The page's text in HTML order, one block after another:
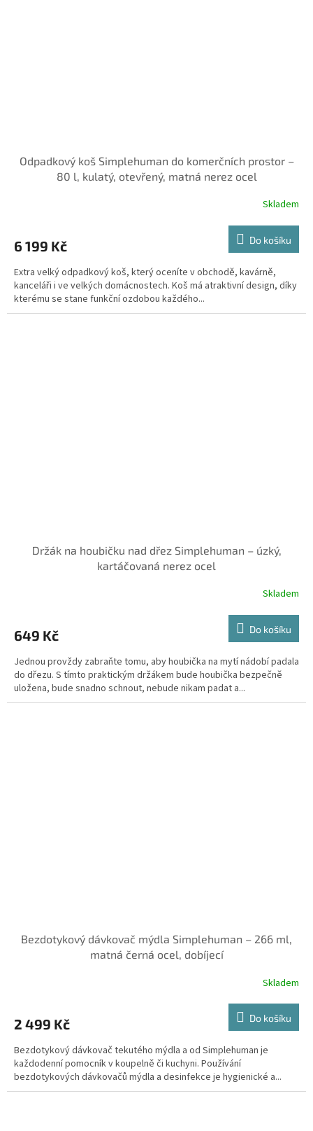
Odpadkový koš Simplehuman do komerčních prostor –
80 l, kulatý, otevřený, matná nerez ocel
Skladem
6 199 Kč Do košíku
Extra velký odpadkový koš, který oceníte v obchodě, kavárně,
kanceláři i ve velkých domácnostech. Koš má atraktivní design, díky
kterému se stane funkční ozdobou každého...
Držák na houbičku nad dřez Simplehuman – úzký,
kartáčovaná nerez ocel
Skladem
649 Kč Do košíku
Jednou provždy zabraňte tomu, aby houbička na mytí nádobí padala
do dřezu. S tímto praktickým držákem bude houbička bezpečně
uložena, bude snadno schnout, nebude nikam padat a...
Bezdotykový dávkovač mýdla Simplehuman – 266 ml,
matná černá ocel, dobíjecí
Skladem
2 499 Kč Do košíku
Bezdotykový dávkovač tekutého mýdla a od Simplehuman je
každodenní pomocník v koupelně či kuchyni. Používání
bezdotykových dávkovačů mýdla a desinfekce je hygienické a...